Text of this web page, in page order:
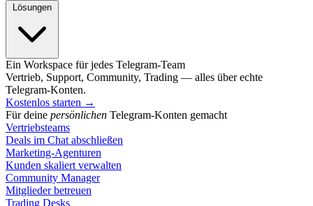
Lösungen
Ein Workspace für jedes Telegram-Team
Vertrieb, Support, Community, Trading — alles über echte
Telegram-Konten.
Kostenlos starten →
Für deine persönlichen Telegram-Konten gemacht
Vertriebsteams
Deals im Chat abschließen
Marketing-Agenturen
Kunden skaliert verwalten
Community Manager
Mitglieder betreuen
Trading Desks